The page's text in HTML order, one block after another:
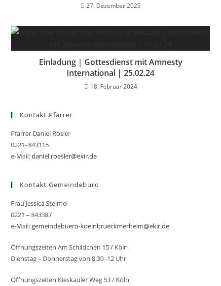
27. Dezember 2025
Einladung | Gottesdienst mit Amnesty
International | 25.02.24
18. Februar 2024
Kontakt Pfarrer
Pfarrer Daniel Rösler
0221- 843115
e-Mail:daniel.roesler@ekir.de
Kontakt Gemeindebüro
Frau Jessica Steimel
0221 – 843387
e-Mail:gemeindebuero-koelnbrueckmerheim@ekir.de
Öffnungszeiten Am Schildchen 15 / Köln
Dienstag – Donnerstag von 8.30 -12 Uhr
Öffnungszeiten Kieskauler Weg 53 / Köln